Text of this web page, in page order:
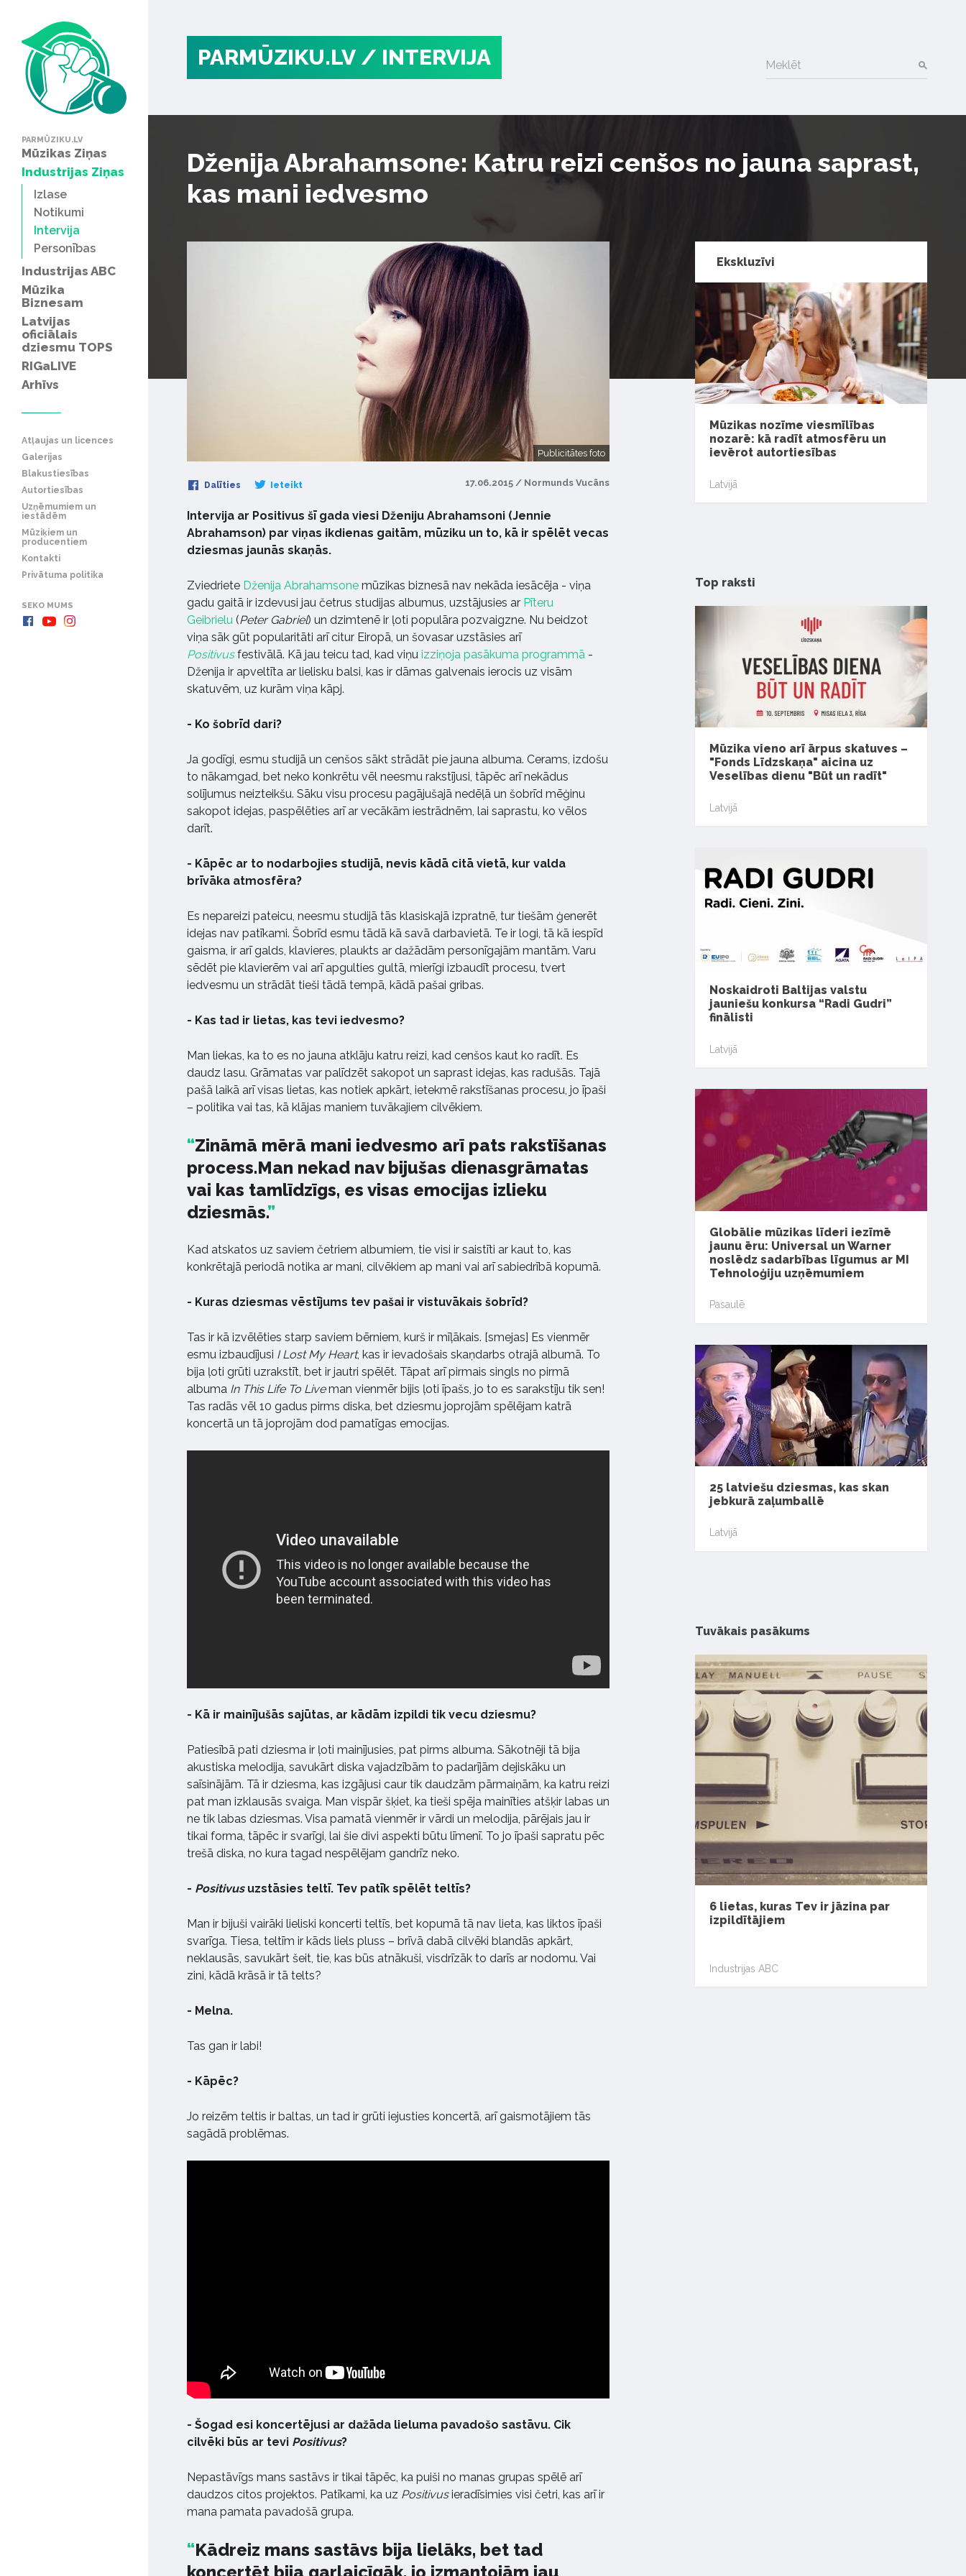
PARMŪZIKU.LV
Mūzikas Ziņas
Industrijas Ziņas
Izlase
Notikumi
Intervija
Personības
Industrijas ABC
Mūzika
Biznesam
Latvijas
oficiālais
dziesmu TOPS
RIGaLIVE
Arhīvs
Atļaujas un licences
Galerijas
Blakustiesības
Autortiesības
Uzņēmumiem un
iestādēm
Mūziķiem un
producentiem
Kontakti
Privātuma politika
SEKO MUMS
PARMŪZIKU.LV / INTERVIJA Meklēt
Dženija Abrahamsone: Katru reizi cenšos no jauna saprast,
kas mani iedvesmo
Publicitātes foto
Dalīties Ieteikt 17.06.2015 / Normunds Vucāns
Intervija ar Positivus šī gada viesi Dženiju Abrahamsoni (Jennie
Abrahamson) par viņas ikdienas gaitām, mūziku un to, kā ir spēlēt vecas
dziesmas jaunās skaņās.
Zviedriete Dženija Abrahamsone mūzikas biznesā nav nekāda iesācēja - viņa
gadu gaitā ir izdevusi jau četrus studijas albumus, uzstājusies ar Pīteru
Geibrielu (Peter Gabriel) un dzimtenē ir ļoti populāra pozvaigzne. Nu beidzot
viņa sāk gūt popularitāti arī citur Eiropā, un šovasar uzstāsies arī
Positivusfestivālā. Kā jau teicu tad, kad viņu izziņoja pasākuma programmā -
Dženija ir apveltīta ar lielisku balsi, kas ir dāmas galvenais ierocis uz visām
skatuvēm, uz kurām viņa kāpj.
- Ko šobrīd dari?
Ja godīgi, esmu studijā un cenšos sākt strādāt pie jauna albuma. Cerams, izdošu
to nākamgad, bet neko konkrētu vēl neesmu rakstījusi, tāpēc arī nekādus
solījumus neizteikšu. Sāku visu procesu pagājušajā nedēļā un šobrīd mēģinu
sakopot idejas, paspēlēties arī ar vecākām iestrādnēm, lai saprastu, ko vēlos
darīt.
- Kāpēc ar to nodarbojies studijā, nevis kādā citā vietā, kur valda
brīvāka atmosfēra?
Es nepareizi pateicu, neesmu studijā tās klasiskajā izpratnē, tur tiešām ģenerēt
idejas nav patīkami. Šobrīd esmu tādā kā savā darbavietā. Te ir logi, tā kā iespīd
gaisma, ir arī galds, klavieres, plaukts ar dažādām personīgajām mantām. Varu
sēdēt pie klavierēm vai arī apgulties gultā, mierīgi izbaudīt procesu, tvert
iedvesmu un strādāt tieši tādā tempā, kādā pašai gribas.
- Kas tad ir lietas, kas tevi iedvesmo?
Man liekas, ka to es no jauna atklāju katru reizi, kad cenšos kaut ko radīt. Es
daudz lasu. Grāmatas var palīdzēt sakopot un saprast idejas, kas radušās. Tajā
pašā laikā arī visas lietas, kas notiek apkārt, ietekmē rakstīšanas procesu, jo īpaši
– politika vai tas, kā klājas maniem tuvākajiem cilvēkiem.
Zināmā mērā mani iedvesmo arī pats rakstīšanas
process.Man nekad nav bijušas dienasgrāmatas
vai kas tamlīdzīgs, es visas emocijas izlieku
dziesmās.
Kad atskatos uz saviem četriem albumiem, tie visi ir saistīti ar kaut to, kas
konkrētajā periodā notika ar mani, cilvēkiem ap mani vai arī sabiedrībā kopumā.
- Kuras dziesmas vēstījums tev pašai ir vistuvākais šobrīd?
Tas ir kā izvēlēties starp saviem bērniem, kurš ir mīļākais. [smejas] Es vienmēr
esmu izbaudījusi I Lost My Heart, kas ir ievadošais skaņdarbs otrajā albumā. To
bija ļoti grūti uzrakstīt, bet ir jautri spēlēt. Tāpat arī pirmais singls no pirmā
albuma In This Life To Liveman vienmēr bijis ļoti īpašs, jo to es sarakstīju tik sen!
Tas radās vēl 10 gadus pirms diska, bet dziesmu joprojām spēlējam katrā
koncertā un tā joprojām dod pamatīgas emocijas.
- Kā ir mainījušās sajūtas, ar kādām izpildi tik vecu dziesmu?
Patiesībā pati dziesma ir ļoti mainījusies, pat pirms albuma. Sākotnēji tā bija
akustiska melodija, savukārt diska vajadzībām to padarījām dejiskāku un
saīsinājām. Tā ir dziesma, kas izgājusi caur tik daudzām pārmaiņām, ka katru reizi
pat man izklausās svaiga. Man vispār šķiet, ka tieši spēja mainīties atšķir labas un
ne tik labas dziesmas. Visa pamatā vienmēr ir vārdi un melodija, pārējais jau ir
tikai forma, tāpēc ir svarīgi, lai šie divi aspekti būtu līmenī. To jo īpaši sapratu pēc
trešā diska, no kura tagad nespēlējam gandrīz neko.
- Positivusuzstāsies teltī. Tev patīk spēlēt teltīs?
Man ir bijuši vairāki lieliski koncerti teltīs, bet kopumā tā nav lieta, kas liktos īpaši
svarīga. Tiesa, teltīm ir kāds liels pluss – brīvā dabā cilvēki blandās apkārt,
neklausās, savukārt šeit, tie, kas būs atnākuši, visdrīzāk to darīs ar nodomu. Vai
zini, kādā krāsā ir tā telts?
- Melna.
Tas gan ir labi!
- Kāpēc?
Jo reizēm teltis ir baltas, un tad ir grūti iejusties koncertā, arī gaismotājiem tās
sagādā problēmas.
- Šogad esi koncertējusi ar dažāda lieluma pavadošo sastāvu. Cik
cilvēki būs ar tevi Positivus?
Nepastāvīgs mans sastāvs ir tikai tāpēc, ka puiši no manas grupas spēlē arī
daudzos citos projektos. Patīkami, ka uz Positivusieradīsimies visi četri, kas arī ir
mana pamata pavadošā grupa.
Kādreiz mans sastāvs bija lielāks, bet tad
Ekskluzīvi
Mūzikas nozīme viesmīlības
nozarē: kā radīt atmosfēru un
ievērot autortiesības
Latvijā
Top raksti
Mūzika vieno arī ārpus skatuves –
"Fonds Līdzskaņa" aicina uz
Veselības dienu "Būt un radīt"
Latvijā
Noskaidroti Baltijas valstu
jauniešu konkursa “Radi Gudri”
finālisti
Latvijā
Globālie mūzikas līderi iezīmē
jaunu ēru: Universal un Warner
noslēdz sadarbības līgumus ar MI
Tehnoloģiju uzņēmumiem
Pasaulē
25 latviešu dziesmas, kas skan
jebkurā zaļumballē
Latvijā
Tuvākais pasākums
6 lietas, kuras Tev ir jāzina par
izpildītājiem
Industrijas ABC